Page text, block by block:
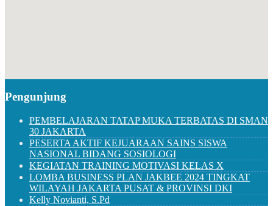
Pengunjung
PEMBELAJARAN TATAP MUKA TERBATAS DI SMAN
30 JAKARTA
PESERTA AKTIF KEJUARAAN SAINS SISWA
NASIONAL BIDANG SOSIOLOGI
KEGIATAN TRAINING MOTIVASI KELAS X
LOMBA BUSINESS PLAN JAKBEE 2024 TINGKAT
WILAYAH JAKARTA PUSAT & PROVINSI DKI
Kelly Novianti, S.Pd